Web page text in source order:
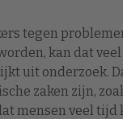
tegen
kan dat
uit onderzoek.
zaken zijn,
mensen veel